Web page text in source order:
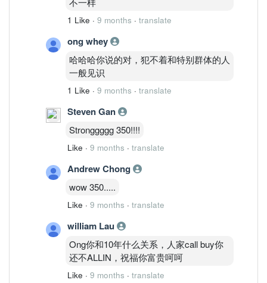
1 Like · 9 months · translate
ong whey
哈哈哈你说的对，犯不着和特别群体的人
一般见识
1 Like · 9 months · translate
Steven Gan
Stronggggg 350!!!!
Like · 9 months · translate
Andrew Chong
wow 350.....
Like · 9 months · translate
william Lau
Ong你和10年什么关系，人家call buy你
还不ALLIN，祝福你富贵呵呵
Like · 9 months · translate